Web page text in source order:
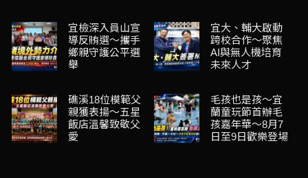
宜檢深入員山宣
導反賄選～攜手
鄉親守護公平選
舉
宜大、輔大啟動
跨校合作～聚焦
AI與無人機培育
未來人才
礁溪18位模範父
親獲表揚～五星
飯店溫馨致敬父
愛
毛孩也是孩～宜
蘭童玩節首辦毛
孩嘉年華～8月7
日至9日歡樂登場